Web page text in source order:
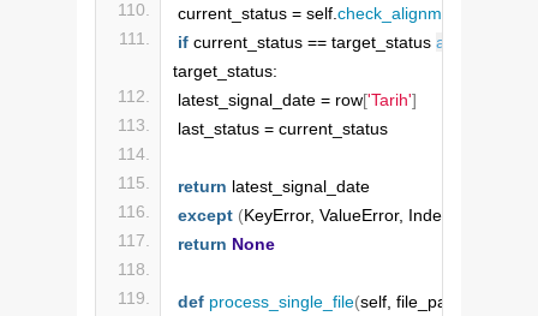
current_status = self. check_alignment
if current_status == target_status and
target_status:
latest_signal_date = row['Tarih']
last_status = current_status
return latest_signal_date
except (KeyError, ValueError, IndexError
return None
def process_single_file(self, file_path